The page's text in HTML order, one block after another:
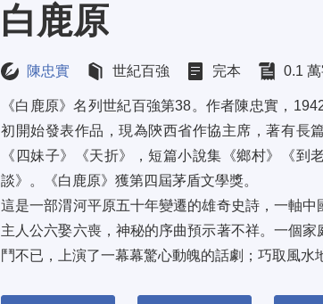
白鹿原
陳忠實 世紀百強 完本 0.1
《白鹿原》名列世紀百強第38。作者陳忠實，
初開始發表作品，現為陝西省作協主席，著有長
《四妹子》《天折》，短篇小說集《鄉村》《到
談》。《白鹿原》獲第四屆茅盾文學獎。
這是一部渭河平原五十年變遷的雄奇史詩，一軸中
主人公六娶六喪，神秘的序曲預示著不祥。一個
鬥不已，上演了一幕幕驚心動魄的話劇；巧取風水